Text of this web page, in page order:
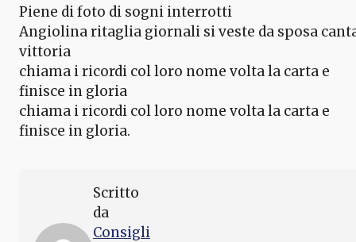
Piene di foto di sogni interrotti
Angiolina ritaglia giornali si veste da sposa
vittoria
chiama i ricordi col loro nome volta la carta e
finisce in gloria
chiama i ricordi col loro nome volta la carta e
finisce in gloria.
Scritto
da
Consigli